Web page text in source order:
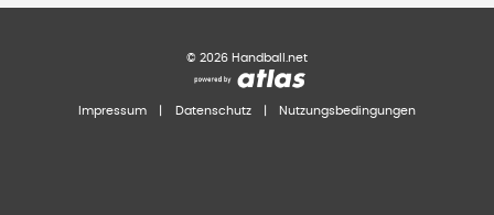
© 2026 Handball.net
Impressum Datenschutz Nutzungsbedingungen